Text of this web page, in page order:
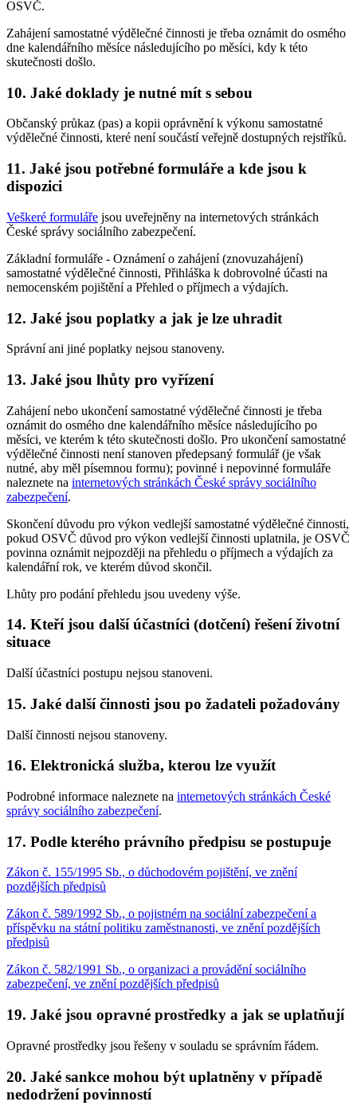
OSVČ.
Zahájení samostatné výdělečné činnosti je třeba oznámit do osmého
dne kalendářního měsíce následujícího po měsíci, kdy k této
skutečnosti došlo.
10. Jaké doklady je nutné mít s sebou
Občanský průkaz (pas) a kopii oprávnění k výkonu samostatné
výdělečné činnosti, které není součástí veřejně dostupných rejstříků.
11. Jaké jsou potřebné formuláře a kde jsou k
dispozici
Veškeré formuláře jsou uveřejněny na internetových stránkách
České správy sociálního zabezpečení.
Základní formuláře - Oznámení o zahájení (znovuzahájení)
samostatné výdělečné činnosti, Přihláška k dobrovolné účasti na
nemocenském pojištění a Přehled o příjmech a výdajích.
12. Jaké jsou poplatky a jak je lze uhradit
Správní ani jiné poplatky nejsou stanoveny.
13. Jaké jsou lhůty pro vyřízení
Zahájení nebo ukončení samostatné výdělečné činnosti je třeba
oznámit do osmého dne kalendářního měsíce následujícího po
měsíci, ve kterém k této skutečnosti došlo. Pro ukončení samostatné
výdělečné činnosti není stanoven předepsaný formulář (je však
nutné, aby měl písemnou formu); povinné i nepovinné formuláře
naleznete na internetových stránkách České správy sociálního
zabezpečení.
Skončení důvodu pro výkon vedlejší samostatné výdělečné činnosti,
pokud OSVČ důvod pro výkon vedlejší činnosti uplatnila, je OSVČ
povinna oznámit nejpozději na přehledu o příjmech a výdajích za
kalendářní rok, ve kterém důvod skončil.
Lhůty pro podání přehledu jsou uvedeny výše.
14. Kteří jsou další účastníci (dotčení) řešení životní
situace
Další účastníci postupu nejsou stanoveni.
15. Jaké další činnosti jsou po žadateli požadovány
Další činnosti nejsou stanoveny.
16. Elektronická služba, kterou lze využít
Podrobné informace naleznete na internetových stránkách České
správy sociálního zabezpečení.
17. Podle kterého právního předpisu se postupuje
Zákon č. 155/1995 Sb., o důchodovém pojištění, ve znění
pozdějších předpisů
Zákon č. 589/1992 Sb., o pojistném na sociální zabezpečení a
příspěvku na státní politiku zaměstnanosti, ve znění pozdějších
předpisů
Zákon č. 582/1991 Sb., o organizaci a provádění sociálního
zabezpečení, ve znění pozdějších předpisů
19. Jaké jsou opravné prostředky a jak se uplatňují
Opravné prostředky jsou řešeny v souladu se správním řádem.
20. Jaké sankce mohou být uplatněny v případě
nedodržení povinností